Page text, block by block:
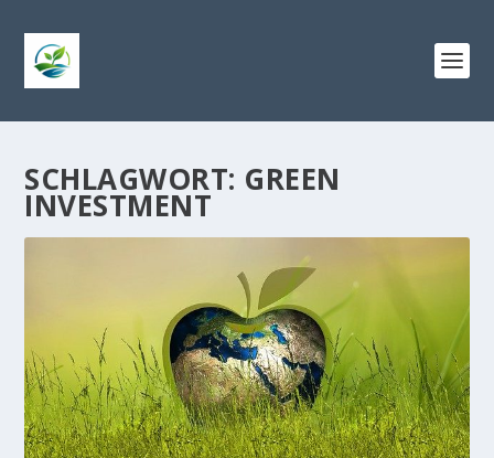
SCHLAGWORT: GREEN
INVESTMENT